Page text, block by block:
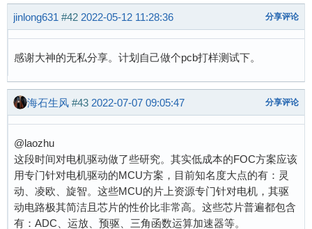
jinlong631 #42 2022-05-12 11:28:36 分享评论
感谢大神的无私分享。计划自己做个pcb打样测试下。
海石生风 #43 2022-07-07 09:05:47 分享评论
@laozhu
这段时间对电机驱动做了些研究。其实低成本的FOC方案应该
用专门针对电机驱动的MCU方案，目前知名度大点的有：灵
动、凌欧、旋智。这些MCU的片上资源专门针对电机，其驱
动电路极其简洁且芯片的性价比非常高。这些芯片普遍都包含
有：ADC、运放、预驱、三角函数运算加速器等。